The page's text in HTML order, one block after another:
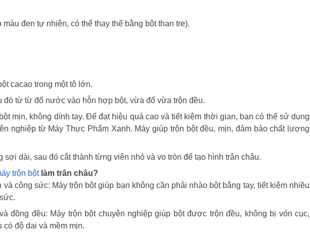
màu đen tự nhiên, có thể thay thế bằng bột than tre).
cacao trong một tô lớn.
từ từ đổ nước vào hỗn hợp bột, vừa đổ vừa trộn đều.
mịn, không dính tay. Để đạt hiệu quả cao và tiết kiệm thời gian, bạn có thể sử dụng
nghiệp từ Máy Thực Phẩm Xanh. Máy giúp trộn bột đều, mịn, đảm bảo chất lượng
sợi dài, sau đó cắt thành từng viên nhỏ và vo tròn để tạo hình trân châu.
trộn bộtlàm trân châu?
và công sức: Máy trộn bột giúp bạn không cần phải nhào bột bằng tay, tiết kiệm nhiều
đồng đều: Máy trộn bột chuyên nghiệp giúp bột được trộn đều, không bị vón cục,
có độ dai và mềm mịn.